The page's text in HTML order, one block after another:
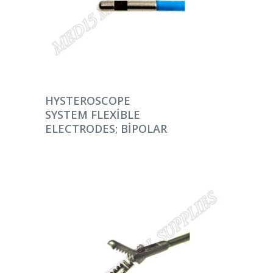
DEVAMINI OKU
HYSTEROSCOPE
SYSTEM FLEXIBLE
ELECTRODES; BIPOLAR